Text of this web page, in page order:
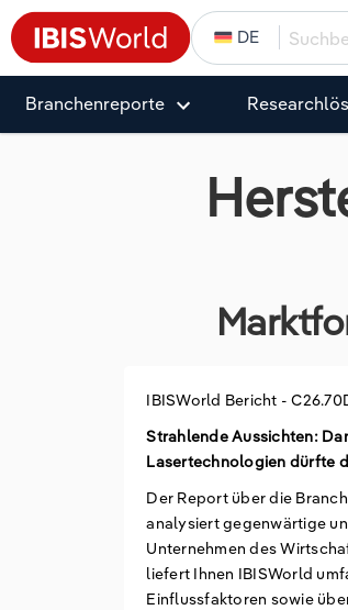
DE
Branchenreporte
IBISWorld Bericht -
Strahlende Aussichten:
Lasertechnologien dürfte
Der Report über die
analysiert gegenwärtige
Unternehmen des
liefert Ihnen IBISWorld
Einflussfaktoren sowie